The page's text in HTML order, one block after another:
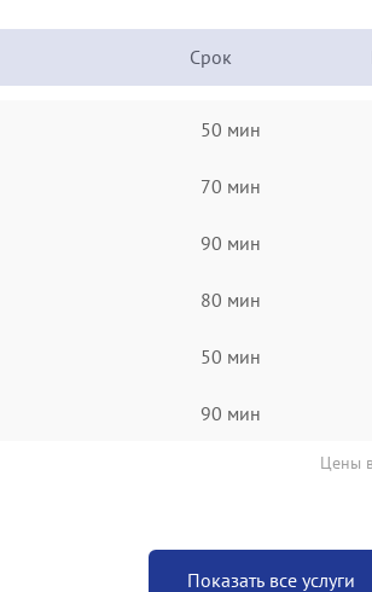
Срок
50 мин
70 мин
90 мин
80 мин
50 мин
90 мин
Цены
Показать все услуги